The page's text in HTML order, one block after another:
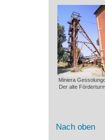
Miniera
Der alte
Nach oben